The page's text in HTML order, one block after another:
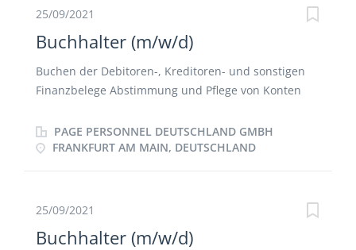
Prozesse Mitarbeit bei der Erstellung von Monats-
25/09/2021
Buchhalter (m/w/d)
Buchen der Debitoren-, Kreditoren- und sonstigen
Finanzbelege Abstimmung und Pflege von Konten
HGB Unterstützung von Projektverantwortlichen in
buchhalterischen Fragestellungen und Abwicklung
der offenen Posten
PAGE PERSONNEL DEUTSCHLAND GMBH
FRANKFURT AM MAIN, DEUTSCHLAND
25/09/2021
Buchhalter (m/w/d)